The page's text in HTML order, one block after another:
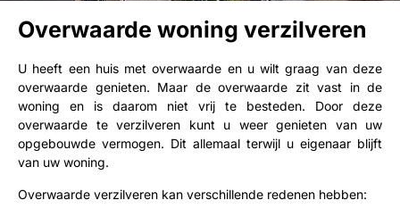
Overwaarde woning verzilveren
U heeft een huis met overwaarde en u wilt graag van deze
overwaarde genieten. Maar de overwaarde zit vast in de
woning en is daarom niet vrij te besteden. Door deze
overwaarde te verzilveren kunt u weer genieten van uw
opgebouwde vermogen. Dit allemaal terwijl u eigenaar blijft
van uw woning.
Overwaarde verzilveren kan verschillende redenen hebben: